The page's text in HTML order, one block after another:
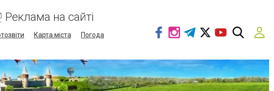
Реклама на сайті
Карта міста
Погода